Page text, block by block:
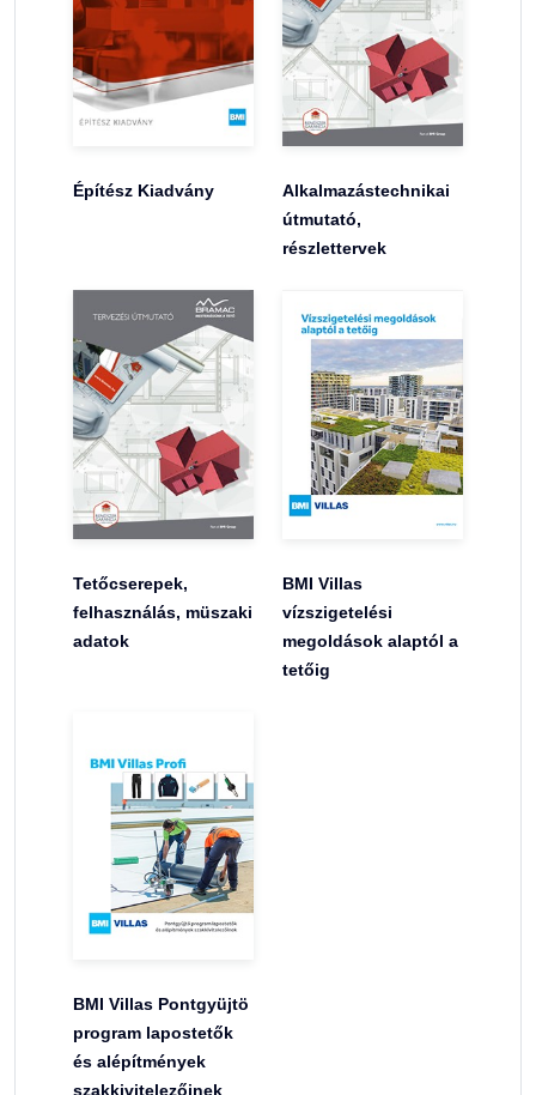
Építész Kiadvány
Alkalmazástechnikai
útmutató,
részlettervek
Tetőcserepek,
felhasználás, müszaki
adatok
BMI Villas
vízszigetelési
megoldások alaptól a
tetőig
BMI Villas Pontgyüjtö
program lapostetők
és alépítmények
szakkivitelezőinek